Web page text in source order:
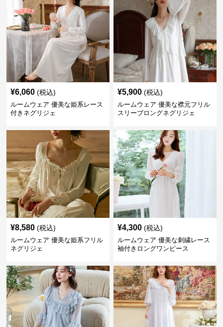
¥6,060 (税込)
ルームウェア 優美な姫系レース
付きネグリジェ
¥5,900 (税込)
ルームウェア 優美な襟元フリル
スリーブロングネグリジェ
¥8,580 (税込)
ルームウェア 優美な姫系フリル
ネグリジェ
¥4,300 (税込)
ルームウェア 優美な刺繍レース
袖付きロングワンピース